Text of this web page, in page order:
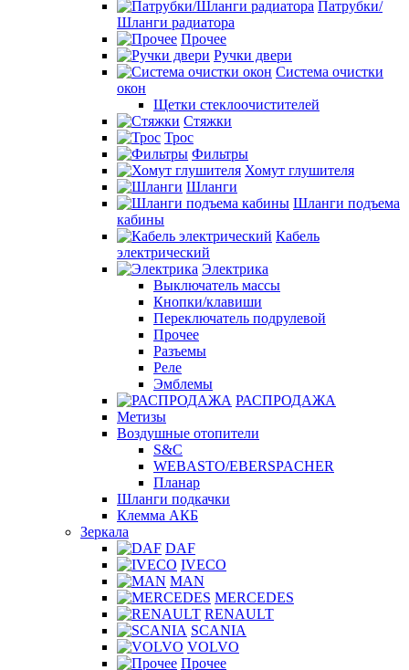
Патрубки/
Шланги радиатора
Прочее
Ручки двери
Система очистки
окон
Щетки стеклоочистителей
Стяжки
Трос
Фильтры
Хомут глушителя
Шланги
Шланги подъема
кабины
Кабель
электрический
Электрика
Выключатель массы
Кнопки/клавиши
Переключатель подрулевой
Прочее
Разъемы
Реле
Эмблемы
РАСПРОДАЖА
Метизы
Воздушные отопители
S&C
WEBASTO/EBERSPACHER
Планар
Шланги подкачки
Клемма АКБ
Зеркала
DAF
IVECO
MAN
MERCEDES
RENAULT
SCANIA
VOLVO
Прочее